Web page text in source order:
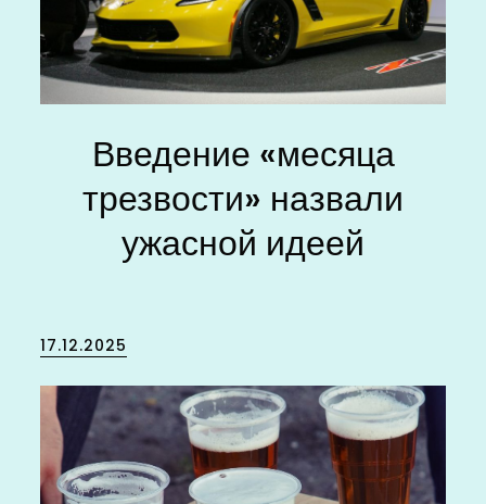
Введение «месяца
трезвости» назвали
ужасной идеей
Posted
17.12.2025